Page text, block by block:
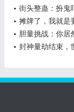
街头整蛊：扮鬼
摊牌了，我就是
胆量挑战：你居
封神量劫结束，